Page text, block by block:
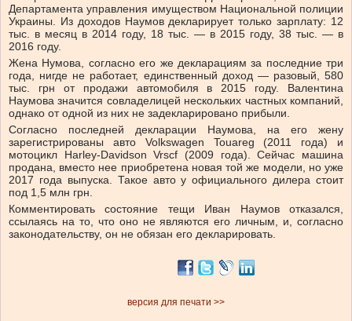
Департамента управления имуществом Национальной полиции
Украины. Из доходов Наумов декларирует только зарплату: 12
тыс. в месяц в 2014 году, 18 тыс. — в 2015 году, 38 тыс. — в
2016 году.
Жена Нумова, согласно его же декларациям за последние три
года, нигде не работает, единственный доход — разовый, 580
тыс. грн от продажи автомобиля в 2015 году. Валентина
Наумова значится совладелицей нескольких частных компаний,
однако от одной из них не задекларировано прибыли.
Согласно последней декларации Наумова, на его жену
зарегистрированы авто Volkswagen Touareg (2011 года) и
мотоцикл Harley-Davidson Vrscf (2009 года). Сейчас машина
продана, вместо нее приобретена новая той же модели, но уже
2017 года выпуска. Такое авто у официального дилера стоит
под 1,5 млн грн.
Комментировать состояние тещи Иван Наумов отказался,
ссылаясь на то, что оно не являются его личным, и, согласно
законодательству, он не обязан его декларировать.
версия для печати >>